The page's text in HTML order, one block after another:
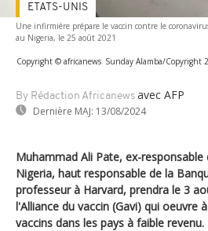
Une infirmière prépare le vaccin contre le
au Nigeria, le 25 août 2021
Copyright © africanews Sunday Alamba/Copyright
By Rédaction Africanews avec AFP
Dernière MAJ: 13/08/2024
ETATS-UNIS
Muhammad Ali Pate, ex-responsable
Nigeria, haut responsable de la
professeur à Harvard, prendra le 3
l'Alliance du vaccin (Gavi) qui oeuvre
vaccins dans les pays à faible revenu.